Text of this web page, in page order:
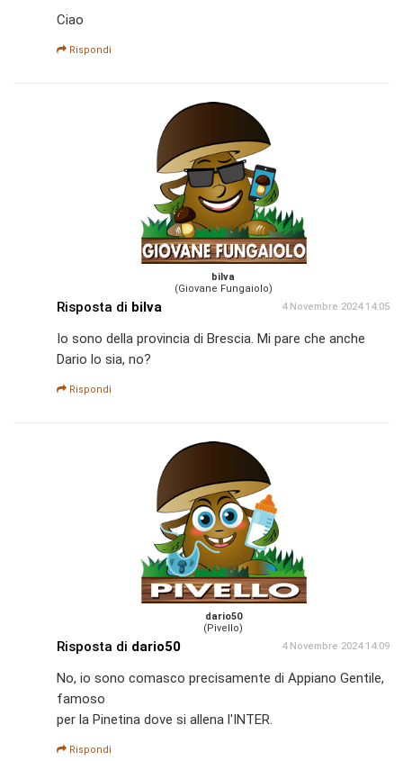
Ciao
Rispondi
bilva
(Giovane Fungaiolo)
Risposta di bilva 4 Novembre 2024 14:05
Io sono della provincia di Brescia. Mi pare che anche
Dario lo sia, no?
Rispondi
dario50
(Pivello)
Risposta di dario50 4 Novembre 2024 14:09
No, io sono comasco precisamente di Appiano Gentile,
famoso
per la Pinetina dove si allena l'INTER.
Rispondi